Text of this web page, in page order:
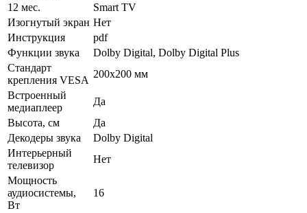
12 мес.
Smart TV
Изогнутый экран Нет
Инструкция
pdf
Функции звука
Dolby Digital, Dolby Digital Plus
Стандарт
крепления VESA
200x200 мм
Встроенный
медиаплеер
Да
Высота, см
Да
Декодеры звука
Dolby Digital
Интерьерный
телевизор
Нет
Мощность
аудиосистемы,
Вт
16